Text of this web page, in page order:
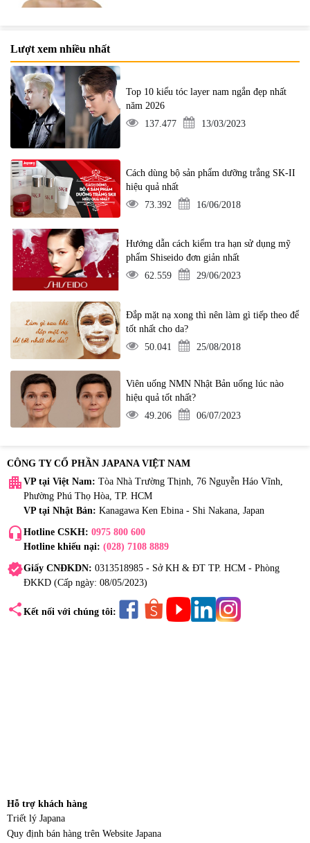
Lượt xem nhiều nhất
Top 10 kiểu tóc layer nam ngắn đẹp nhất
năm 2026
137.477
13/03/2023
Cách dùng bộ sản phẩm dưỡng trắng SK-II
hiệu quả nhất
73.392
16/06/2018
Hướng dẫn cách kiểm tra hạn sử dụng mỹ
phẩm Shiseido đơn giản nhất
62.559
29/06/2023
Đắp mặt nạ xong thì nên làm gì tiếp theo để
tốt nhất cho da?
50.041
25/08/2018
Viên uống NMN Nhật Bản uống lúc nào
hiệu quả tốt nhất?
49.206
06/07/2023
CÔNG TY CỔ PHẦN JAPANA VIỆT NAM
apartment VP tại Việt Nam: Tòa Nhà Trường Thịnh, 76 Nguyễn Háo Vĩnh,
Phường Phú Thọ Hòa, TP. HCM
VP tại Nhật Bản: Kanagawa Ken Ebina - Shi Nakana, Japan
headset_mic Hotline CSKH: 0975 800 600
Hotline khiếu nại: (028) 7108 8889
verifiedGiấy CNĐKDN: 0313518985 - Sở KH & ĐT TP. HCM - Phòng
ĐKKD (Cấp ngày: 08/05/2023)
share Kết nối với chúng tôi:
Hỗ trợ khách hàng
Triết lý Japana
Quy định bán hàng trên Website Japana